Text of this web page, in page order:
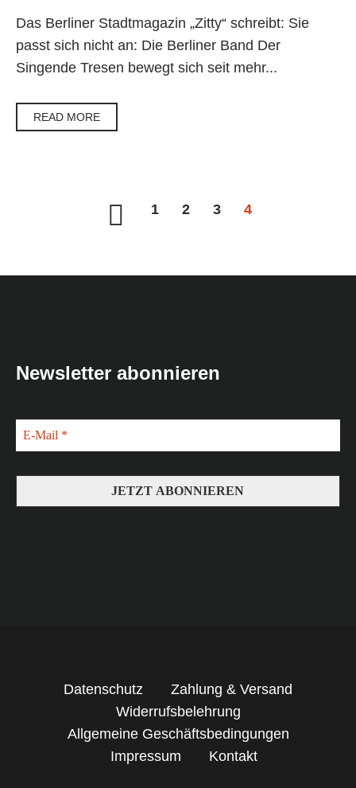
Das Berliner Stadtmagazin „Zitty“ schreibt: Sie
passt sich nicht an: Die Berliner Band Der
Singende Tresen bewegt sich seit mehr...
READ MORE
1 2 3 4
Newsletter abonnieren
Datenschutz
Zahlung & Versand
Widerrufsbelehrung
Allgemeine Geschäftsbedingungen
Impressum
Kontakt